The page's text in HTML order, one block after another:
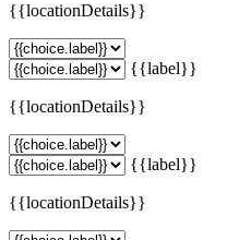
{{locationDetails}}
{{label}}
{{locationDetails}}
{{label}}
{{locationDetails}}